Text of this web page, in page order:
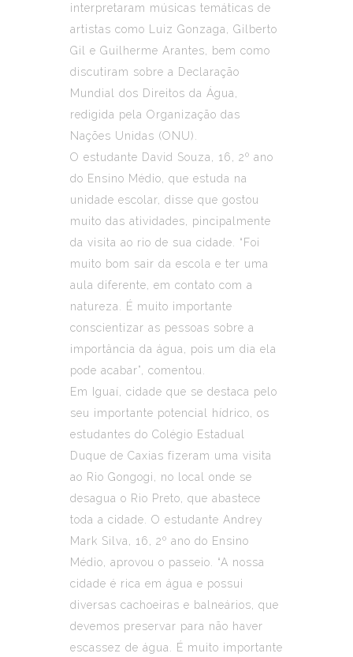
interpretaram músicas temáticas de
artistas como Luiz Gonzaga, Gilberto
Gil e Guilherme Arantes, bem como
discutiram sobre a Declaração
Mundial dos Direitos da Água,
redigida pela Organização das
Nações Unidas (ONU).
O estudante David Souza, 16, 2º ano
do Ensino Médio, que estuda na
unidade escolar, disse que gostou
muito das atividades, pincipalmente
da visita ao rio de sua cidade. “Foi
muito bom sair da escola e ter uma
aula diferente, em contato com a
natureza. É muito importante
conscientizar as pessoas sobre a
importância da água, pois um dia ela
pode acabar”, comentou.
Em Iguaí, cidade que se destaca pelo
seu importante potencial hídrico, os
estudantes do Colégio Estadual
Duque de Caxias fizeram uma visita
ao Rio Gongogi, no local onde se
desagua o Rio Preto, que abastece
toda a cidade. O estudante Andrey
Mark Silva, 16, 2º ano do Ensino
Médio, aprovou o passeio. “A nossa
cidade é rica em água e possui
diversas cachoeiras e balneários, que
devemos preservar para não haver
escassez de água. É muito importante